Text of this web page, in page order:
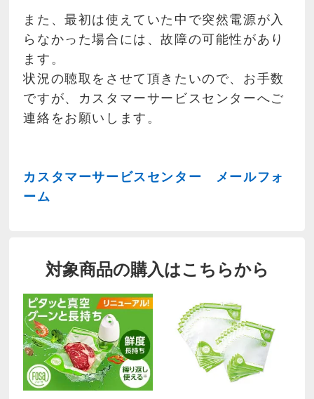
また、最初は使えていた中で突然電源が入
らなかった場合には、故障の可能性があり
ます。
状況の聴取をさせて頂きたいので、お手数
ですが、カスタマーサービスセンターへご
連絡をお願いします。
カスタマーサービスセンター メールフォ
ーム
対象商品の購入はこちらから